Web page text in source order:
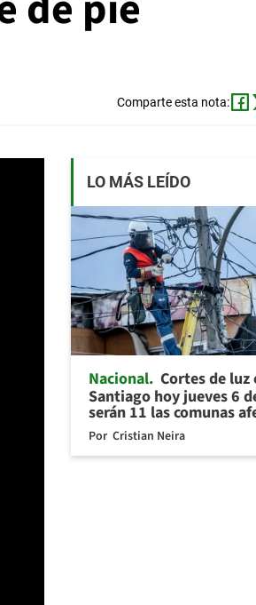
Comparte esta nota:
LO MÁS LEÍDO
Nacional Cortes de luz
Santiago hoy jueves 6
serán 11 las comunas
Por Cristian Neira